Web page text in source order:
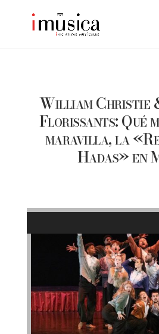
William Christie
Florissants: Qué
maravilla, la
Hadas» en